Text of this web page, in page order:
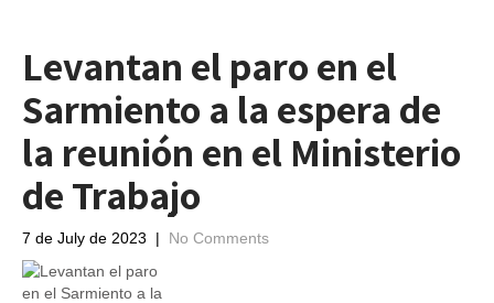
Levantan el paro en el
Sarmiento a la espera de
la reunión en el Ministerio
de Trabajo
7 de July de 2023 | No Comments